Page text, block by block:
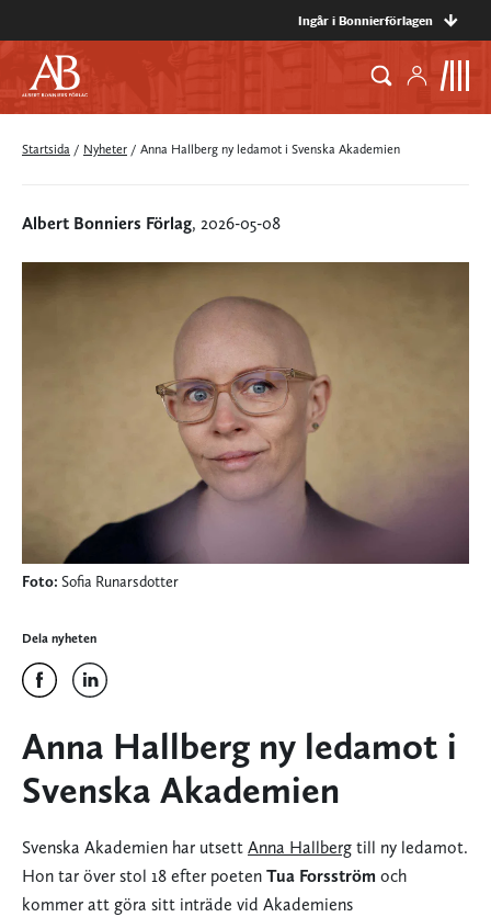
Ingår i Bonnierförlagen
Startsida / Nyheter / Anna Hallberg ny ledamot i Svenska Akademien
Albert Bonniers Förlag, 2026-05-08
Foto: Sofia Runarsdotter
Dela nyheten
Anna Hallberg ny ledamot i
Svenska Akademien
Svenska Akademien har utsett Anna Hallberg till ny ledamot.
Hon tar över stol 18 efter poeten Tua Forsström och
kommer att göra sitt inträde vid Akademiens